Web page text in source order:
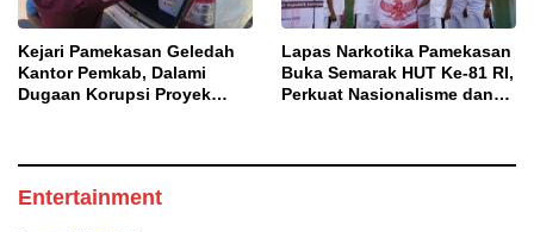
Kejari Pamekasan Geledah
Kantor Pemkab, Dalami
Dugaan Korupsi Proyek
Lapas Narkotika Pamekasan
Buka Semarak HUT Ke-81 RI,
Perkuat Nasionalisme dan
Entertainment